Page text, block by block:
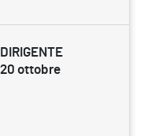
20 ottobre